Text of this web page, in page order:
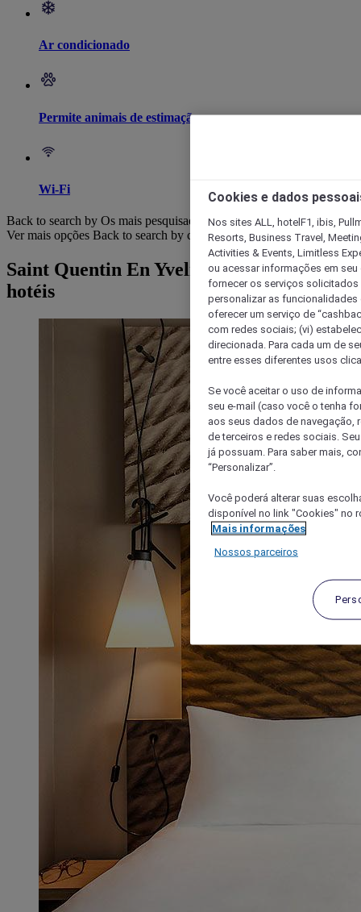
Ar condicionado
Permite animais de estimação
Wi-Fi
Back to search by Os mais pesquisados
Ver mais opções Back to search by categories
Saint Quentin En Yvelines: Navegar por
hotéis
Cookies e dados
Nos sites ALL, hotelF1, ibis,
Resorts, Business Travel,
Activities & Events, Limitless
ou acessar informações em
fornecer os serviços solicitados
personalizar as
oferecer um serviço de
com redes sociais; (vi)
direcionada. Para cada um de
entre esses diferentes usos
Se você aceitar o uso de
seu e-mail (caso você o tenha
aos seus dados de navegação,
de terceiros e redes sociais.
já possuam. Para saber mais,
“Personalizar”.
Você poderá alterar suas
disponível no link "Cookies" no
Mais informações
Nossos parceiros